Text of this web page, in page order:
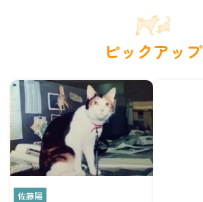
ピックアップ
佐藤陽